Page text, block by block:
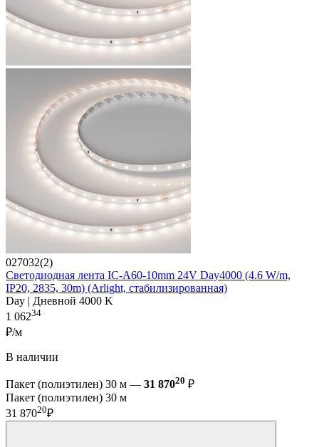
027032(2)
Светодиодная лента IC-A60-10mm 24V Day4000 (4.6 W/m,
IP20, 2835, 30m) (Arlight, стабилизированная)
Day | Дневной 4000 K
1 06234
₽/м
В наличии
Пакет (полиэтилен) 30 м — 31 87020 ₽
Пакет (полиэтилен) 30 м
31 87020₽